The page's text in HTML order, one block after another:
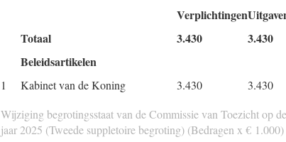
Verplichtingen
Totaal
3.430 3.430
Beleidsartikelen
1 Kabinet van de Koning 3.430 3.430
Wijziging begrotingsstaat van de Commissie van Toezicht op
jaar 2025 (Tweede suppletoire begroting) (Bedragen x € 1.000)